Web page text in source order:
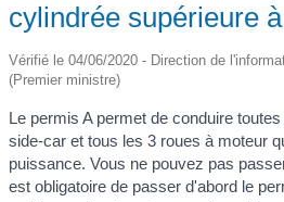
cylindrée supérieure
Vérifié le 04/06/2020 - Direction de
(Premier ministre)
Le permis A permet de conduire
side-car et tous les 3 roues à moteur
puissance. Vous ne pouvez pas
est obligatoire de passer d'abord le